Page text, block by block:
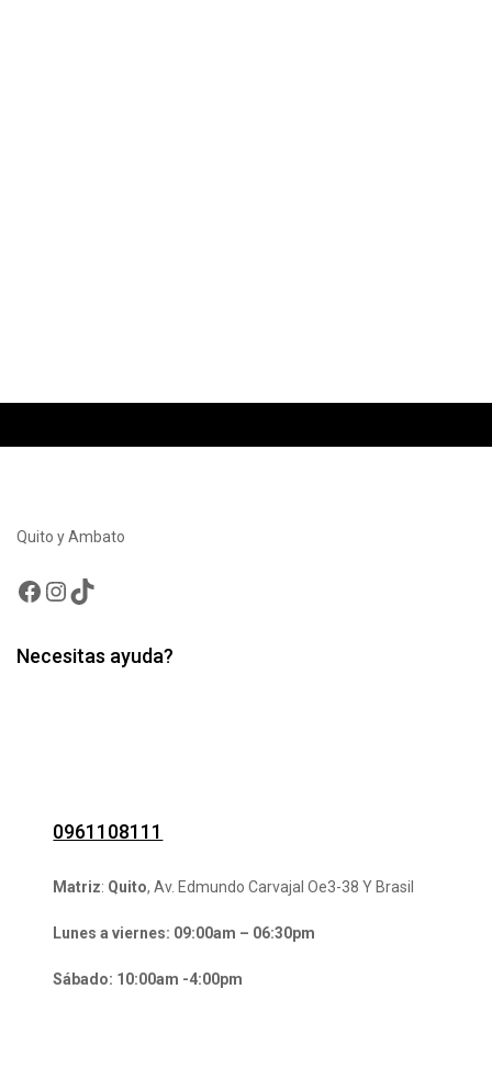
Quito y Ambato
Facebook
Instagram
TikTok
Necesitas ayuda?
0961108111
Matriz: Quito, Av. Edmundo Carvajal Oe3-38 Y Brasil
Lunes a viernes: 09:00am – 06:30pm
Sábado: 10:00am -4:00pm